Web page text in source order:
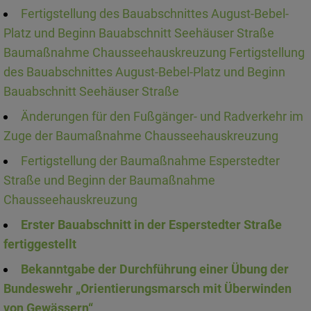
Fertigstellung des Bauabschnittes August-Bebel-
Platz und Beginn Bauabschnitt Seehäuser Straße
Baumaßnahme Chausseehauskreuzung Fertigstellung
des Bauabschnittes August-Bebel-Platz und Beginn
Bauabschnitt Seehäuser Straße
Änderungen für den Fußgänger- und Radverkehr im
Zuge der Baumaßnahme Chausseehauskreuzung
Fertigstellung der Baumaßnahme Esperstedter
Straße und Beginn der Baumaßnahme
Chausseehauskreuzung
Erster Bauabschnitt in der Esperstedter Straße
fertiggestellt
Bekanntgabe der Durchführung einer Übung der
Bundeswehr „Orientierungsmarsch mit Überwinden
von Gewässern“